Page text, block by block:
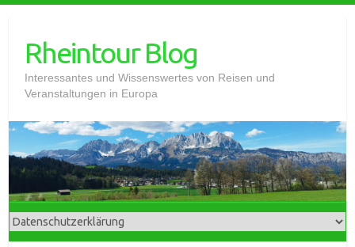
contentRheintour Blog
Interessantes und Wissenswertes von Reisen und
Veranstaltungen in Europa